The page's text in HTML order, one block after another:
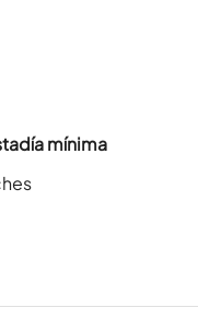
mínima